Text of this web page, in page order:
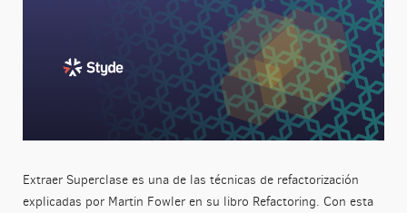
Extraer Superclase es una de las técnicas de refactorización
explicadas por Martin Fowler en su libro Refactoring. Con esta